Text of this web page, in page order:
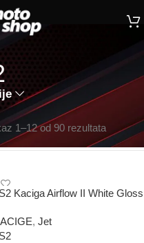
1–12 od 90 rezultata
Kaciga Airflow II White Gloss
, Jet